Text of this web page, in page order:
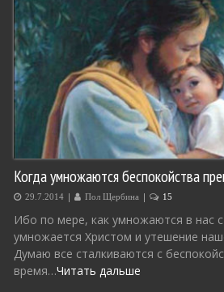
Когда умножаются беспокойства
29.7.2014 | Пол Щербина | 15
Ибо по мере, как умножаются в нас
умножается Христом и утешение
Думаю все сталкиваются с
время…Читать дальше